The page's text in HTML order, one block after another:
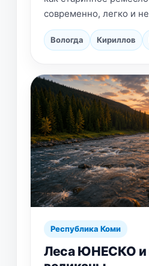
современно, легко и
Вологда Кириллов
Республика Коми
Леса ЮНЕСКО и